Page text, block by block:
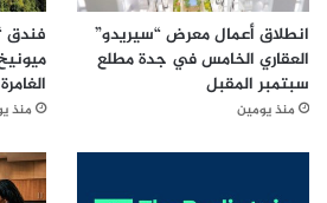
انطلاق أعمال معرض “سيريدو”
العقاري الخامس في جدة مطلع
سبتمبر المقبل
منذ يومين
فندق
منذ